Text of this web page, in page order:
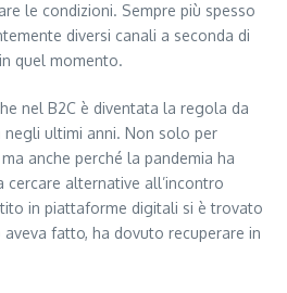
le condizioni. Sempre più spesso
diversi canali a seconda di
quel momento.
nel B2C è diventata la regola da
negli ultimi anni. Non solo per
anche perché la pandemia ha
alternative all’incontro
in piattaforme digitali si è trovato
fatto, ha dovuto recuperare in